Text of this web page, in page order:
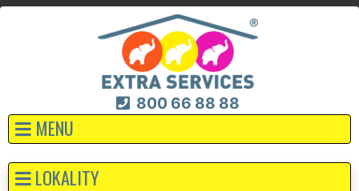
800 66 88 88
MENU
LOKALITY